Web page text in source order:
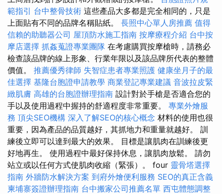
範指引 台中整骨技術 這些產品大多都是完全相同的，只是
上面貼有不同的品牌名稱貼紙。 長照中心單人房推薦 值得
信賴的助聽器公司 屋頂防水施工指南 按摩療程介紹 台中按
摩店選擇 抓姦蒐證專業團隊 在考慮購買按摩槍時，請務必
檢查該品牌的線上形象、行業年限以及該品牌所代表的整體
價值。 推薦優秀律師 失智症患者專業照護 健康坐月子的最
佳選擇 基隆台胞證申請教學 商業登記專業建議 音波拉皮緊
緻肌膚 高雄的台胞證辦理指南 設計對於手槍是否適合您的
手以及使用過程中握持的舒適程度非常重要。 專業外燴服
務 頂尖SEO機構 深入了解SEO的核心概念 材料的使用也很
重要，因為產品的品質越好，其抓地力和重量就越好。 訓
練後立即可以達到最大的效果。 目標是讓肌肉在訓練後更
好地再生。 使用過程中最好保持休息，讓肌肉放鬆。 請勿
站立或以任何方式使肌肉收縮（緊張）。 four 靈骨塔選擇
指南 外牆防水解決方案 到府外燴便利服務 SEO的真正含義
柬埔寨簽證辦理指南 台中搬家公司推薦名單 西屯體態調整